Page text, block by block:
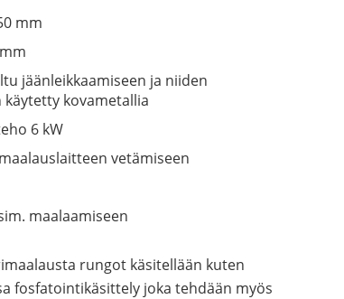
mm
jäänleikkaamiseen ja niiden
kovametallia
6 kW
vetämiseen
maalaamiseen
rungot käsitellään kuten
fosfatointikäsittely joka tehdään myös